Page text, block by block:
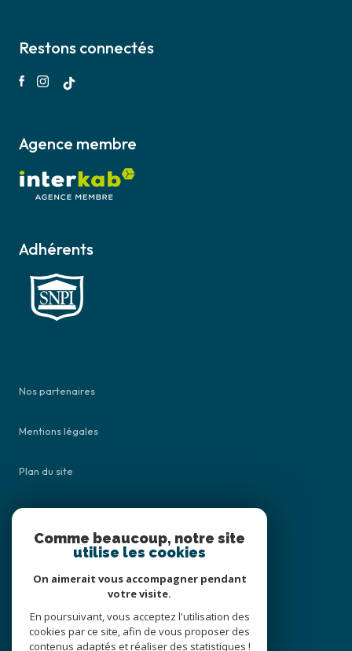
Restons connectés
Agence membre
Adhérents
Nos partenaires
Mentions légales
Plan du site
Admin
Nos honoraires
Cookies
Comme beaucoup, notre site
utilise les cookies
On aimerait vous accompagner pendant
votre visite.
En poursuivant, vous acceptez l'utilisation des
cookies par ce site, afin de vous proposer des
contenus adaptés et réaliser des statistiques !